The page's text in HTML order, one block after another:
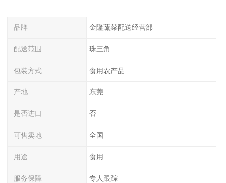
品牌 金隆蔬菜配送经营部
配送范围 珠三角
包装方式 食用农产品
产地 东莞
是否进口 否
可售卖地 全国
用途 食用
服务保障 专人跟踪